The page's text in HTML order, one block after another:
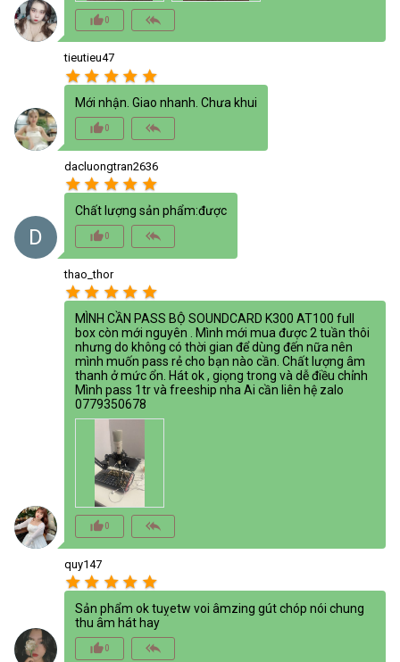
thumb_up_alt0 reply_all
tieutieu47
star star star star star
Mới nhận. Giao nhanh. Chưa khui
thumb_up_alt0 reply_all
D
dacluongtran2636
star star star star star
Chất lượng sản phẩm:được
thumb_up_alt0 reply_all
thao_thor
star star star star star
MÌNH CẦN PASS BỘ SOUNDCARD K300 AT100 full
box còn mới nguyên . Mình mới mua được 2 tuần thôi
nhưng do không có thời gian để dùng đến nữa nên
mình muốn pass rẻ cho bạn nào cần. Chất lượng âm
thanh ở mức ổn. Hát ok , giọng trong và dễ điều chỉnh
Mình pass 1tr và freeship nha Ai cần liên hệ zalo
0779350678
thumb_up_alt0 reply_all
quy147
star star star star star
Sản phẩm ok tuỵetw voi âmzing gút chóp nói chung
thu âm hát hay
thumb_up_alt0 reply_all